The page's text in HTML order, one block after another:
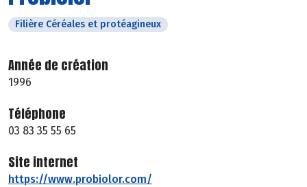
Filière Céréales et protéagineux
Année de création
1996
Téléphone
03 83 35 55 65
Site internet
https://www.probiolor.com/